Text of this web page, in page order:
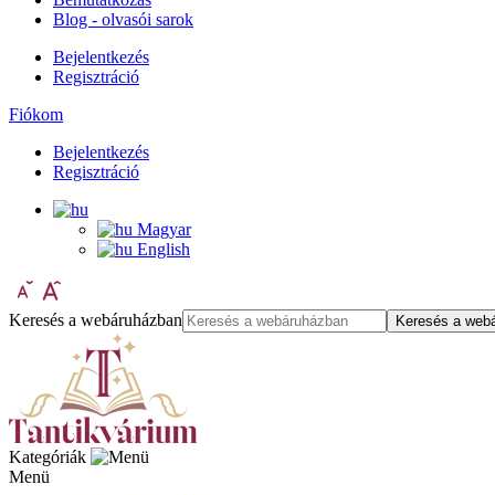
Blog - olvasói sarok
Bejelentkezés
Regisztráció
Fiókom
Bejelentkezés
Regisztráció
Magyar
English
Keresés a webáruházban Keresés a
Kategóriák
Menü